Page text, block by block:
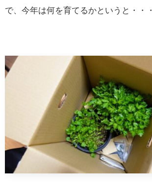
で、今年は何を育てるかというと・・・